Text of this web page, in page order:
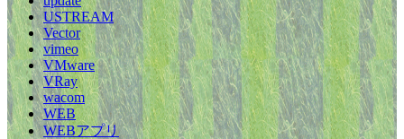
USTREAM
Vector
vimeo
VMware
VRay
wacom
WEB
WEBアプリ